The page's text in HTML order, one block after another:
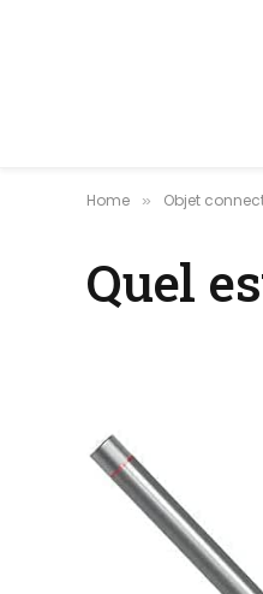
Home » Objet
Quel